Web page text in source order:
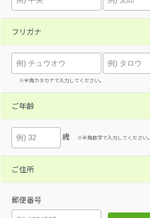
フリガナ
※全角カタカナで入力してください。
ご年齢
歳 ※半角数字で入力してください。
ご住所
郵便番号